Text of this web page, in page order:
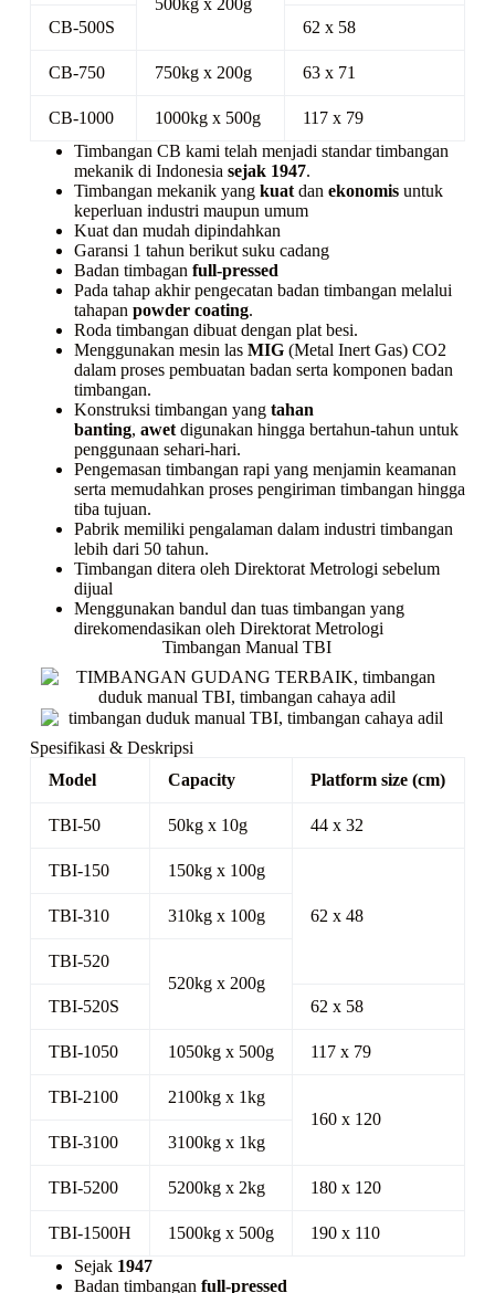
CB-500S
62 x 58
CB-750 750kg x 200g 63 x 71
CB-1000 1000kg x 500g
117 x 79
Timbangan CB kami telah menjadi standar timbangan
mekanik di Indonesia sejak 1947.
Timbangan mekanik yang kuatdan ekonomisuntuk
keperluan industri maupun umum
Kuat dan mudah dipindahkan
Garansi 1 tahun berikut suku cadang
Badan timbagan full-pressed
Pada tahap akhir pengecatan badan timbangan melalui
tahapan powder coating.
Roda timbangan dibuat dengan plat besi.
Menggunakan mesin las MIG(Metal Inert Gas) CO2
dalam proses pembuatan badan serta komponen badan
timbangan.
Konstruksi timbangan yang tahan
banting, awetdigunakan hingga bertahun-tahun untuk
penggunaan sehari-hari.
Pengemasan timbangan rapi yang menjamin keamanan
serta memudahkan proses pengiriman timbangan hingga
tiba tujuan.
Pabrik memiliki pengalaman dalam industri timbangan
lebih dari 50 tahun.
Timbangan ditera oleh Direktorat Metrologi sebelum
dijual
Menggunakan bandul dan tuas timbangan yang
direkomendasikan oleh Direktorat Metrologi
Timbangan Manual TBI
Spesifikasi & Deskripsi
Model
Capacity Platform size (cm)
TBI-50 50kg x 10g 44 x 32
TBI-150 150kg x 100g
62 x 48
TBI-310 310kg x 100g
TBI-520
520kg x 200g
TBI-520S
62 x 58
TBI-1050 1050kg x 500g 117 x 79
TBI-2100
2100kg x 1kg
160 x 120
TBI-3100
3100kg x 1kg
TBI-5200 5200kg x 2kg 180 x 120
TBI-1500H 1500kg x 500g
190 x 110
Sejak 1947
Badan timbangan full-pressed